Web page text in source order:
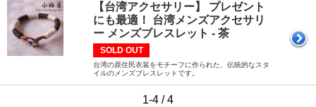
【台湾アクセサリー】 プレゼント
にも最適！ 台湾メンズアクセサリ
ー メンズブレスレット - 茶
SOLD OUT
台湾の原住民衣装をモチーフに作られた、伝統的なスタ
イルのメンズブレスレットです。
1-4 / 4